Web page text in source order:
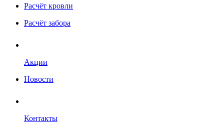
Расчёт кровли
Расчёт забора
Акции
Новости
Контакты